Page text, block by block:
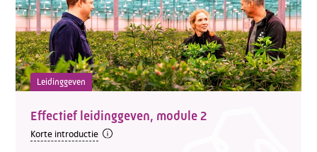
Leidinggeven
Effectief leidinggeven, module 2
Korte introductie